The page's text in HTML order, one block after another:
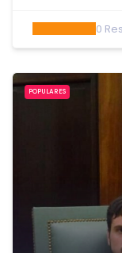
0
POPULARES